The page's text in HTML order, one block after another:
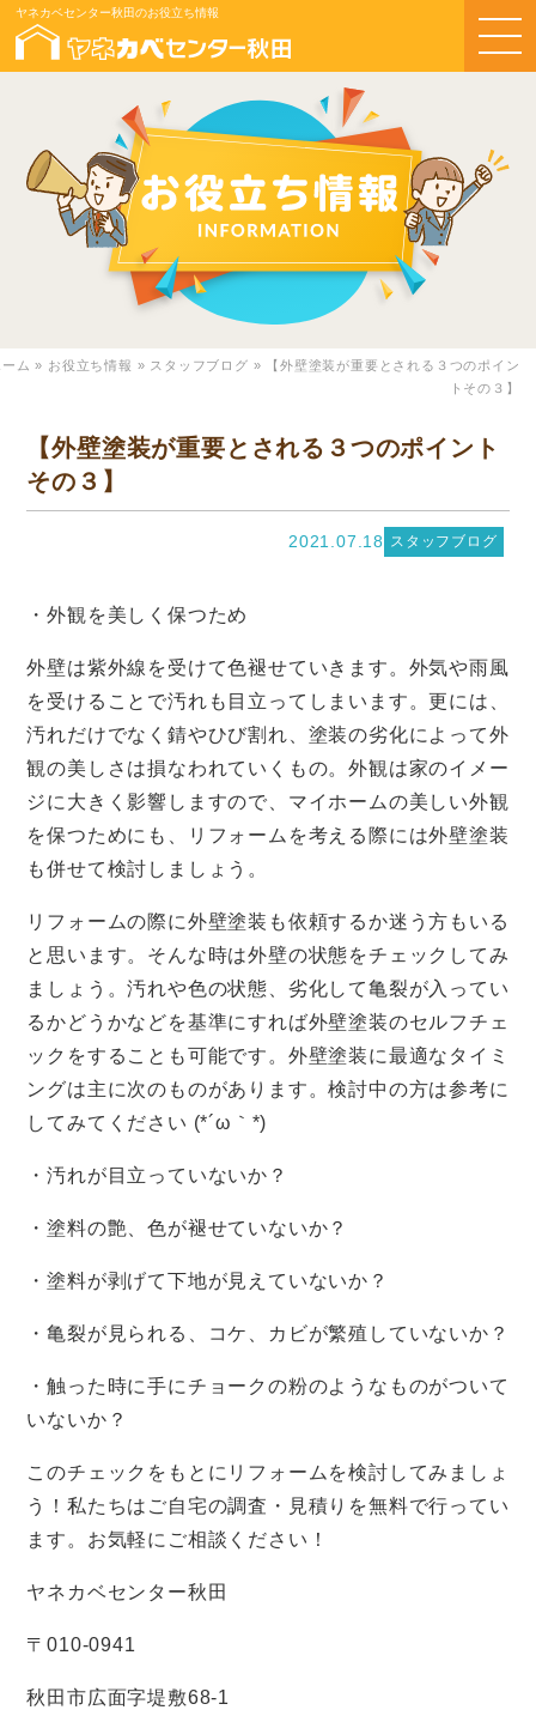
ヤネカベセンター秋田のお役立ち情報
ム » お役立ち情報 » スタッフブログ »
【外壁塗装が重要とされる３つのポイン
トその３】
【外壁塗装が重要とされる３つのポイント
その３】
2021.07.18 スタッフブログ
・外観を美しく保つため
外壁は紫外線を受けて色褪せていきます。外気や雨風
を受けることで汚れも目立ってしまいます。更には、
汚れだけでなく錆やひび割れ、塗装の劣化によって外
観の美しさは損なわれていくもの。外観は家のイメー
ジに大きく影響しますので、マイホームの美しい外観
を保つためにも、リフォームを考える際には外壁塗装
も併せて検討しましょう。
リフォームの際に外壁塗装も依頼するか迷う方もいる
と思います。そんな時は外壁の状態をチェックしてみ
ましょう。汚れや色の状態、劣化して亀裂が入ってい
るかどうかなどを基準にすれば外壁塗装のセルフチェ
ックをすることも可能です。外壁塗装に最適なタイミ
ングは主に次のものがあります。検討中の方は参考に
してみてください (*´ω｀*)
・汚れが目立っていないか？
・塗料の艶、色が褪せていないか？
・塗料が剥げて下地が見えていないか？
・亀裂が見られる、コケ、カビが繁殖していないか？
・触った時に手にチョークの粉のようなものがついて
いないか？
このチェックをもとにリフォームを検討してみましょ
う！私たちはご自宅の調査・見積りを無料で行ってい
ます。お気軽にご相談ください！
ヤネカベセンター秋田
〒010-0941
秋田市広面字堤敷68-1